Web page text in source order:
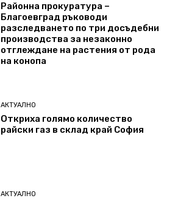
Районна прокуратура –
Благоевград ръководи
разследването по три досъдебни
производства за незаконно
отглеждане на растения от рода
на конопа
АКТУАЛНО
Откриха голямо количество
райски газ в склад край София
АКТУАЛНО